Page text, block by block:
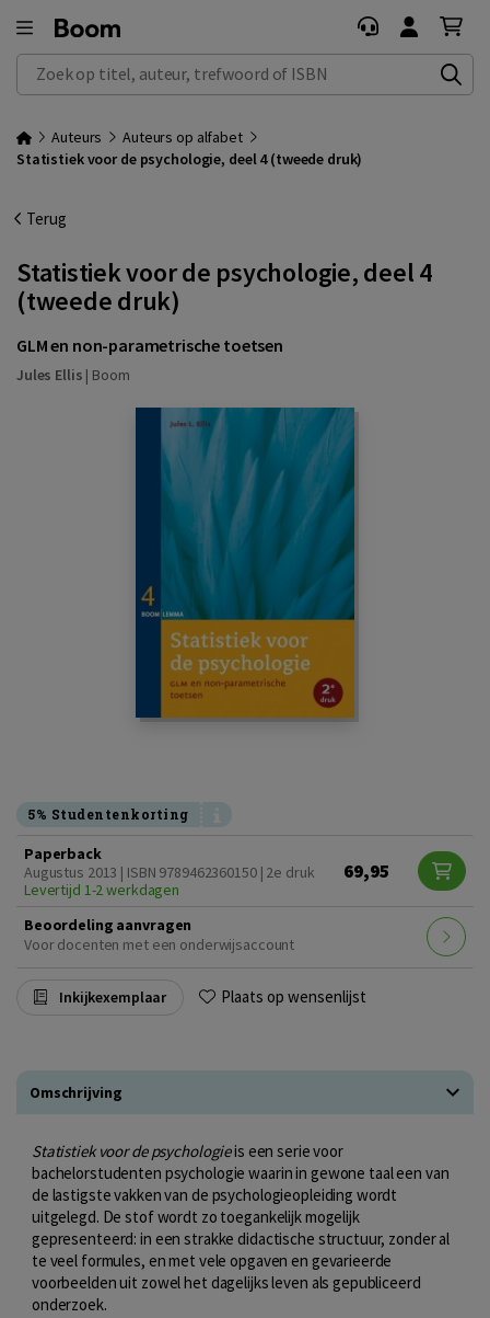
Zoek op titel, auteur, trefwoord of ISBN
Auteurs
Auteurs op alfabet
Statistiek voor de psychologie, deel 4 (tweede druk)
Terug
Statistiek voor de psychologie, deel 4
(tweede druk)
GLM en non-parametrische toetsen
Jules Ellis | Boom
5% Studentenkorting
Paperback
Augustus 2013 | ISBN 9789462360150 | 2e druk
Levertijd 1-2 werkdagen
69,95
Beoordeling aanvragen
Voor docenten met een onderwijsaccount
Inkijkexemplaar Plaats op wensenlijst
Omschrijving
Statistiek voor de psychologieis een serie voor
bachelorstudenten psychologie waarin in gewone taal een van
de lastigste vakken van de psychologieopleiding wordt
uitgelegd. De stof wordt zo toegankelijk mogelijk
gepresenteerd: in een strakke didactische structuur, zonder al
te veel formules, en met vele opgaven en gevarieerde
voorbeelden uit zowel het dagelijks leven als gepubliceerd
onderzoek.